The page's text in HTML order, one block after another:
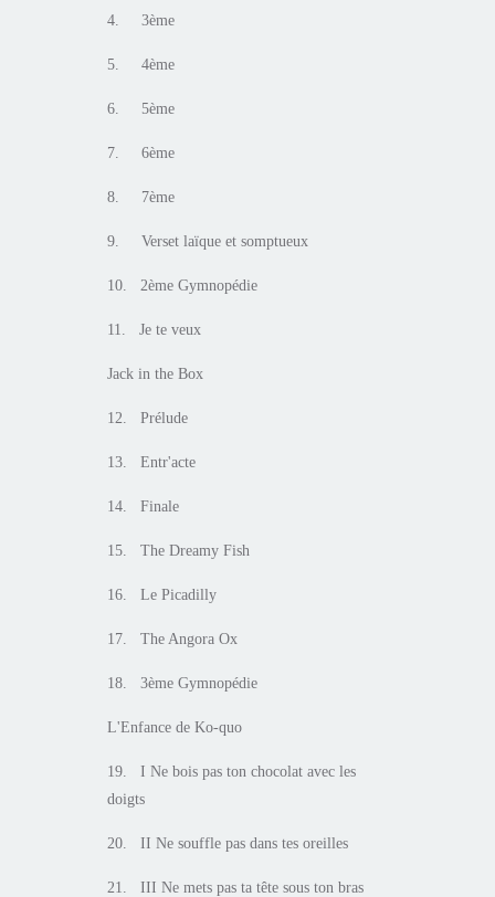
4. 3ème
5. 4ème
6. 5ème
7. 6ème
8. 7ème
9. Verset laïque et somptueux
10. 2ème Gymnopédie
11. Je te veux
Jack in the Box
12. Prélude
13. Entr'acte
14. Finale
15. The Dreamy Fish
16. Le Picadilly
17. The Angora Ox
18. 3ème Gymnopédie
L'Enfance de Ko-quo
19. I Ne bois pas ton chocolat avec les
doigts
20. II Ne souffle pas dans tes oreilles
21. III Ne mets pas ta tête sous ton bras